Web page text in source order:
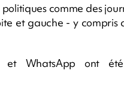
comme des
et gauche - y compris
WhatsApp ont été